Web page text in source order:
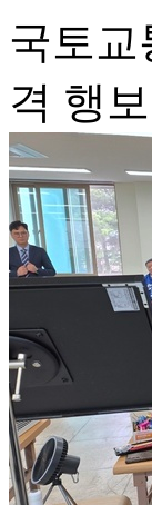
국토
격 행보